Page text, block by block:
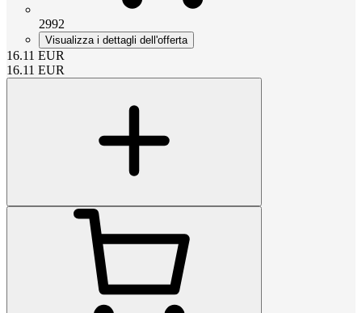
2992
Visualizza i dettagli dell'offerta
16.11 EUR
16.11 EUR